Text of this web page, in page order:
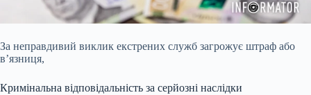
За неправдивий виклик екстрених служб загрожує штраф або
в’язниця,
Кримінальна відповідальність за серйозні наслідки